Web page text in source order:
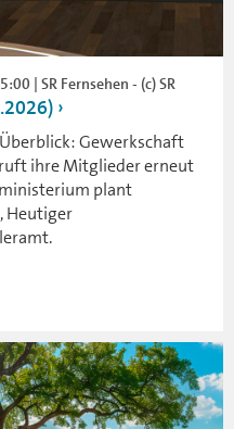
| SR Fernsehen - (c) SR
Gewerkschaft
ihre Mitglieder erneut
plant
Heutiger